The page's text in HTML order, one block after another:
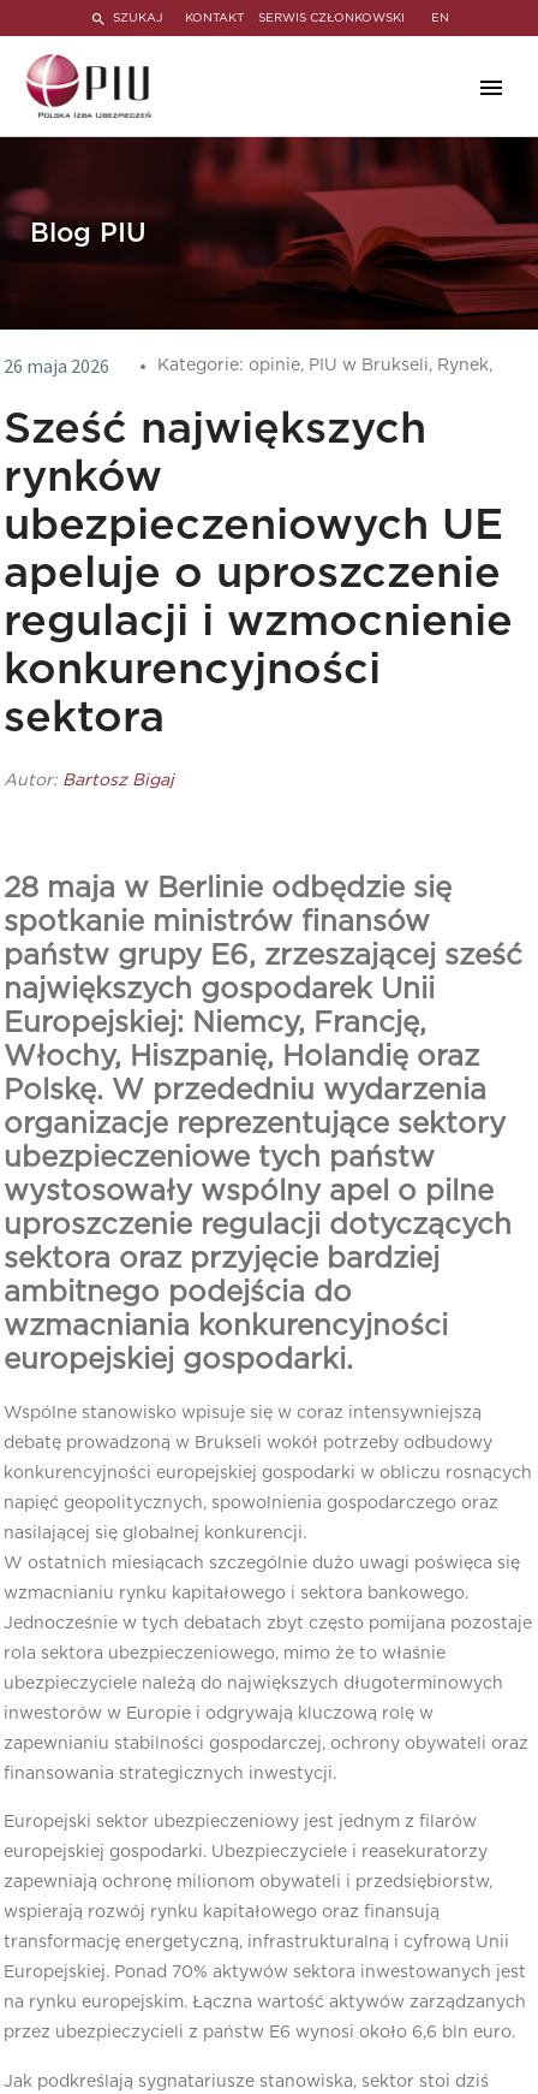
SZUKAJ KONTAKT SERWIS CZŁONKOWSKI EN
Blog PIU
26 maja 2026 Kategorie: opinie, PIU w Brukseli, Rynek,
Sześć największych
rynków
ubezpieczeniowych UE
apeluje o uproszczenie
regulacji i wzmocnienie
konkurencyjności
sektora
Autor: Bartosz Bigaj
28 maja w Berlinie odbędzie się
spotkanie ministrów finansów
państw grupy E6, zrzeszającej sześć
największych gospodarek Unii
Europejskiej: Niemcy, Francję,
Włochy, Hiszpanię, Holandię oraz
Polskę. W przededniu wydarzenia
organizacje reprezentujące sektory
ubezpieczeniowe tych państw
wystosowały wspólny apel o pilne
uproszczenie regulacji dotyczących
sektora oraz przyjęcie bardziej
ambitnego podejścia do
wzmacniania konkurencyjności
europejskiej gospodarki.
Wspólne stanowisko wpisuje się w coraz intensywniejszą
debatę prowadzoną w Brukseli wokół potrzeby odbudowy
konkurencyjności europejskiej gospodarki w obliczu rosnących
napięć geopolitycznych, spowolnienia gospodarczego oraz
nasilającej się globalnej konkurencji.
W ostatnich miesiącach szczególnie dużo uwagi poświęca się
wzmacnianiu rynku kapitałowego i sektora bankowego.
Jednocześnie w tych debatach zbyt często pomijana pozostaje
rola sektora ubezpieczeniowego, mimo że to właśnie
ubezpieczyciele należą do największych długoterminowych
inwestorów w Europie i odgrywają kluczową rolę w
zapewnianiu stabilności gospodarczej, ochrony obywateli oraz
finansowania strategicznych inwestycji.
Europejski sektor ubezpieczeniowy jest jednym z filarów
europejskiej gospodarki. Ubezpieczyciele i reasekuratorzy
zapewniają ochronę milionom obywateli i przedsiębiorstw,
wspierają rozwój rynku kapitałowego oraz finansują
transformację energetyczną, infrastrukturalną i cyfrową Unii
Europejskiej. Ponad 70% aktywów sektora inwestowanych jest
na rynku europejskim. Łączna wartość aktywów zarządzanych
przez ubezpieczycieli z państw E6 wynosi około 6,6 bln euro.
Jak podkreślają sygnatariusze stanowiska, sektor stoi dziś